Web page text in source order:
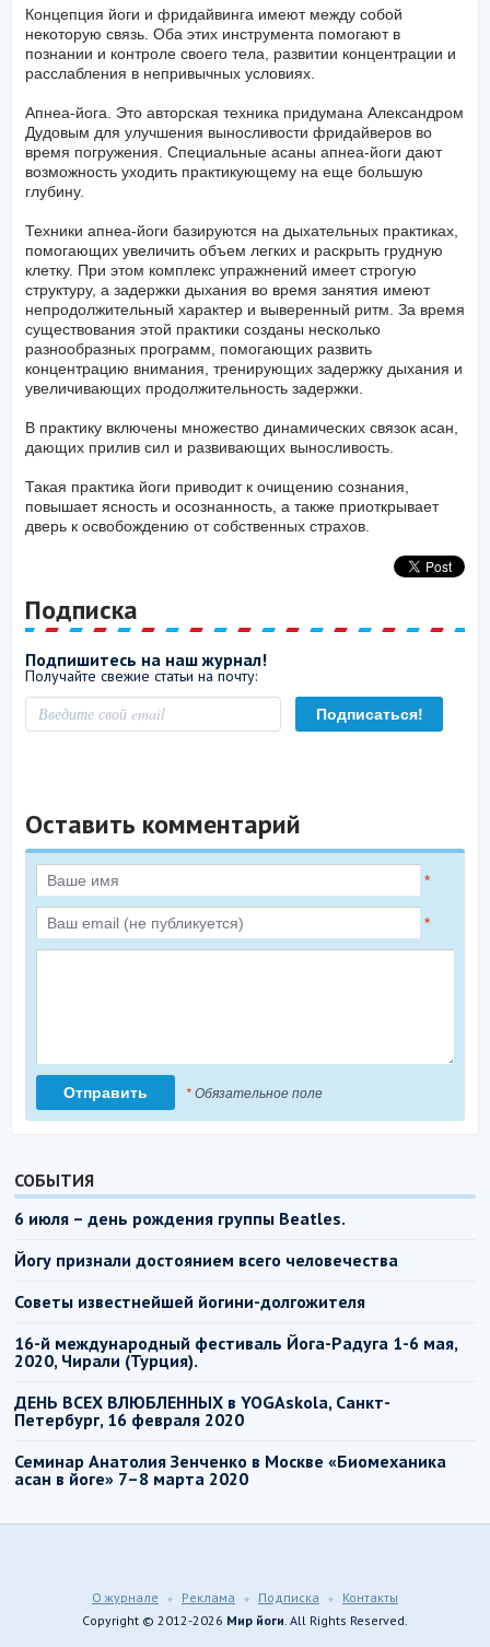
Концепция йоги и фридайвинга имеют между собой
некоторую связь. Оба этих инструмента помогают в
познании и контроле своего тела, развитии концентрации и
расслабления в непривычных условиях.
Апнеа-йога. Это авторская техника придумана Александром
Дудовым для улучшения выносливости фридайверов во
время погружения. Специальные асаны апнеа-йоги дают
возможность уходить практикующему на еще большую
глубину.
Техники апнеа-йоги базируются на дыхательных практиках,
помогающих увеличить объем легких и раскрыть грудную
клетку. При этом комплекс упражнений имеет строгую
структуру, а задержки дыхания во время занятия имеют
непродолжительный характер и выверенный ритм. За время
существования этой практики созданы несколько
разнообразных программ, помогающих развить
концентрацию внимания, тренирующих задержку дыхания и
увеличивающих продолжительность задержки.
В практику включены множество динамических связок асан,
дающих прилив сил и развивающих выносливость.
Такая практика йоги приводит к очищению сознания,
повышает ясность и осознанность, а также приоткрывает
дверь к освобождению от собственных страхов.
Подписка
Подпишитесь на наш журнал!
Получайте свежие статьи на почту:
Оставить комментарий
*
*
* Обязательное поле
СОБЫТИЯ
6 июля – день рождения группы Beatles.
Йогу признали достоянием всего человечества
Советы известнейшей йогини-долгожителя
16-й международный фестиваль Йога-Радуга 1-6 мая,
2020, Чирали (Турция).
ДЕНЬ ВСЕХ ВЛЮБЛЕННЫХ в YOGAskola, Санкт-
Петербург, 16 февраля 2020
Семинар Анатолия Зенченко в Москве «Биомеханика
асан в йоге» 7–8 марта 2020
О журнале Реклама Подписка
Контакты
Copyright © 2012-2026 Мир йоги. All Rights Reserved.